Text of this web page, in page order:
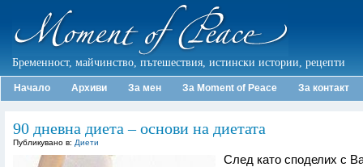
Бременност, майчинство, пътешествия, истински истории, рецепти
Начало Архиви За мен За Moment of Peace За контакт
90 дневна диета – основи на диетата
Публикувано в: Диети
След като споделих с